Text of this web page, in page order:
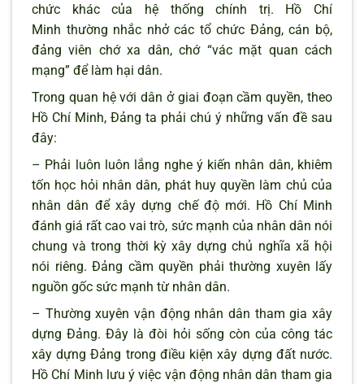
chức khác của hệ thống chính trị. Hồ Chí
Minh thường nhắc nhở các tổ chức Đảng, cán bộ,
đảng viên chớ xa dân, chớ “vác mặt quan cách
mạng” để làm hại dân.
Trong quan hệ với dân ở giai đoạn cầm quyền, theo
Hồ Chí Minh, Đảng ta phải chú ý những vấn đề sau
đây:
– Phải luôn luôn lắng nghe ý kiến nhân dân, khiêm
tốn học hỏi nhân dân, phát huy quyền làm chủ của
nhân dân để xây dựng chế độ mới. Hồ Chí Minh
đánh giá rất cao vai trò, sức mạnh của nhân dân nói
chung và trong thời kỳ xây dựng chủ nghĩa xã hội
nói riêng. Đảng cầm quyền phải thường xuyên lấy
nguồn gốc sức mạnh từ nhân dân.
– Thường xuyên vận động nhân dân tham gia xây
dựng Đảng. Đây là đòi hỏi sống còn của công tác
xây dựng Đảng trong điều kiện xây dựng đất nước.
Hồ Chí Minh lưu ý việc vận động nhân dân tham gia